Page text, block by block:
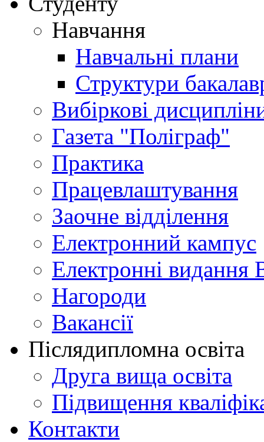
Навчання
Навчальні плани
Структури
Вибіркові
Газета "Поліграф"
Практика
Працевлаштування
Заочне відділення
Електронний кампус
Електронні видання
Нагороди
Вакансії
Післядипломна освіта
Друга вища освіта
Підвищення
Контакти